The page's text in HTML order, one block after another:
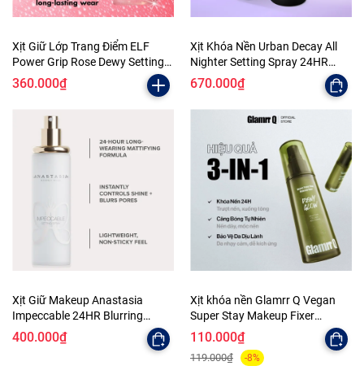
Xịt Giữ Lớp Trang Điểm ELF
Power Grip Rose Dewy Setting
Spray 80 ML
360.000₫
Xịt Khóa Nền Urban Decay All
Nighter Setting Spray 24HR
Wear
670.000₫
Xịt Giữ Makeup Anastasia
Impeccable 24HR Blurring
Matte Setting Spray
400.000₫
Xịt khóa nền Glamrr Q Vegan
Super Stay Makeup Fixer
20ml/50ml/130ml
110.000₫
119.000₫ -8%